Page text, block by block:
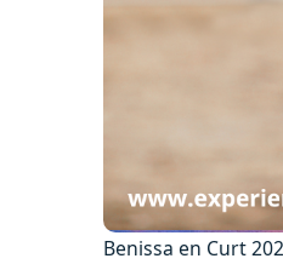
Benissa en Curt